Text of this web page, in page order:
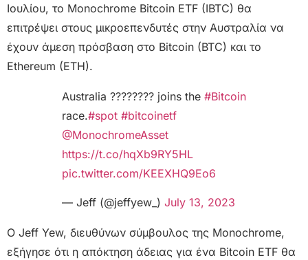
Ιουλίου, το Monochrome Bitcoin ETF (IBTC) θα
επιτρέψει στους μικροεπενδυτές στην Αυστραλία να
έχουν άμεση πρόσβαση στο Bitcoin (BTC) και το
Ethereum (ETH).
Australia ???????? joins the #Bitcoin
race.#spot #bitcoinetf
@MonochromeAsset
https://t.co/hqXb9RY5HL
pic.twitter.com/KEEXHQ9Eo6
— Jeff (@jeffyew_) July 13, 2023
Ο Jeff Yew, διευθύνων σύμβουλος της Monochrome,
εξήγησε ότι η απόκτηση άδειας για ένα Bitcoin ETF θα